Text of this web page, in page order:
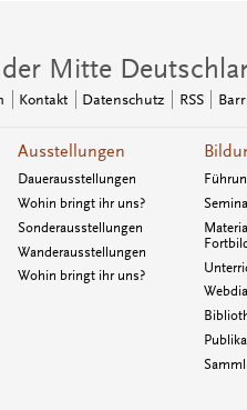
Mitte
Kontakt Datenschutz RSS
Ausstellungen
Dauerausstellungen
Wohin bringt ihr uns?
Sonderausstellungen
Wanderausstellungen
Wohin bringt ihr uns?